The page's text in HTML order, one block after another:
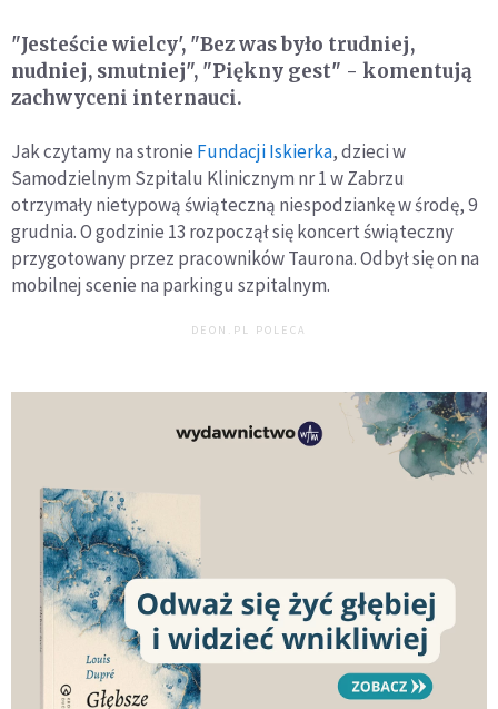
"Jesteście wielcy', "Bez was było trudniej,
nudniej, smutniej", "Piękny gest" - komentują
zachwyceni internauci.
Jak czytamy na stronie Fundacji Iskierka, dzieci w
Samodzielnym Szpitalu Klinicznym nr 1 w Zabrzu
otrzymały nietypową świąteczną niespodziankę w środę, 9
grudnia. O godzinie 13 rozpoczął się koncert świąteczny
przygotowany przez pracowników Taurona. Odbył się on na
mobilnej scenie na parkingu szpitalnym.
DEON.PL POLECA